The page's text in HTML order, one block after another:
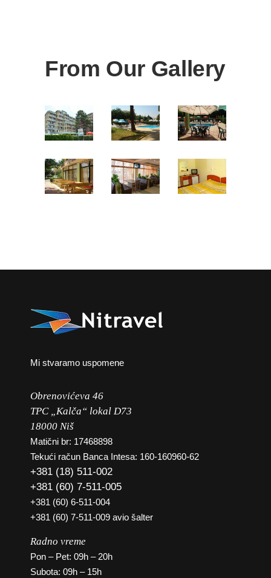
From Our Gallery
Mi stvaramo uspomene
Obrenovićeva 46
TPC „Kalča“ lokal D73
18000 Niš
Matični br: 17468898
Tekući račun Banca Intesa: 160-160960-62
+381 (18) 511-002
+381 (60) 7-511-005
+381 (60) 6-511-004
+381 (60) 7-511-009 avio šalter
Radno vreme
Pon – Pet: 09h – 20h
Subota: 09h – 15h